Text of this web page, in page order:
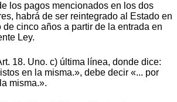
los pagos mencionados en los dos
habrá de ser reintegrado al Estado en
cinco años a partir de la entrada en
Ley.
18. Uno. c) última línea, donde dice:
en la misma.», debe decir «... por
misma.».